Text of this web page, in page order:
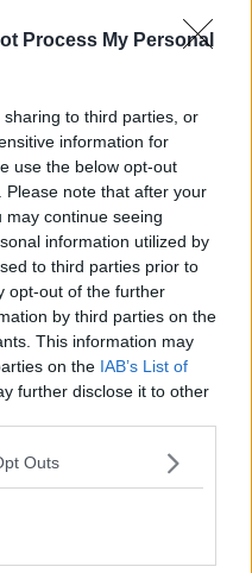
Process My Personal
to third parties, or
information for
use the below opt-out
note that after your
continue seeing
information utilized by
to third parties prior to
opt-out of the further
by third parties on the
This information may
on the IAB’s List of
further disclose it to other
Outs
le culture
Rais
dal G20
civile
in guerra
solo realtà